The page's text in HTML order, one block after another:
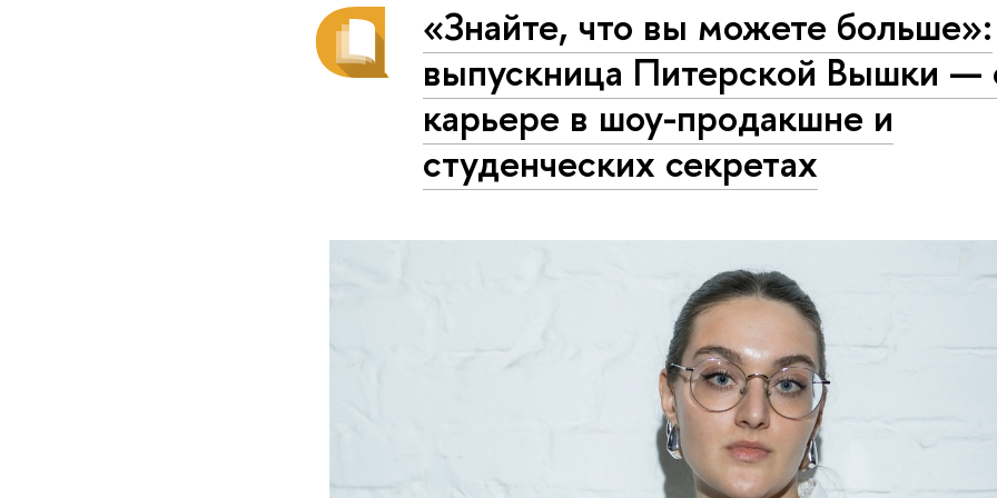
«Знайте, что вы можете больше»:
выпускница Питерской Вышки —
карьере в шоу-продакшне и
студенческих секретах